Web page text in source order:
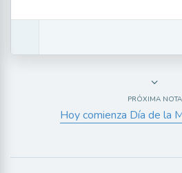
PRÓXIMA NOTA
Hoy comienza Día de la